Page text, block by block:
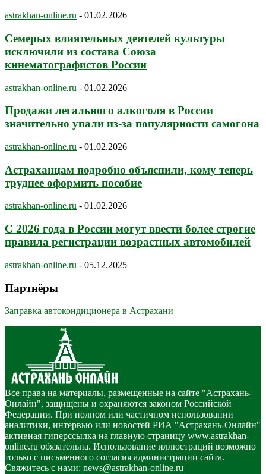
astrakhan-online.ru - 01.02.2026
Семерых влиятельных деятелей культуры
исключили из состава Союза
кинематографистов России
astrakhan-online.ru - 01.02.2026
Продажи легального алкоголя в России
значительно упали из-за популярности самогона
astrakhan-online.ru - 01.02.2026
Астраханцам подробно объяснили, кому теперь
труднее оформить пособие
astrakhan-online.ru - 01.02.2026
С 2026 года в России могут ввести более строгие
правила регистрации возрастных автомобилей
astrakhan-online.ru - 05.12.2025
Партнёры
Заправка автокондиционера в Астрахани
Все права на материалы, размещенные на сайте "Астрахань-
Онлайн", защищены и охраняются законом Российской
Федерации. При полном или частичном использовании
аналитики, интервью или новостей РИА "Астрахань-Онлайн"
активная гиперссылка на главную страницу www.astrakhan-
online.ru обязательна. Использование иллюстраций возможно
только с письменного согласия администрации сайта.
Свяжитесь с нами: news@astrakhan-online.ru